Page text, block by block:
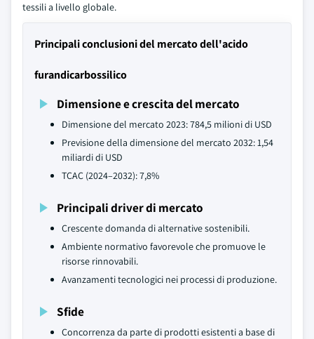
tessili a livello globale.
Principali conclusioni del mercato dell'acido
furandicarbossilico
Dimensione e crescita del mercato
Dimensione del mercato 2023: 784,5 milioni di USD
Previsione della dimensione del mercato 2032: 1,54
miliardi di USD
TCAC (2024–2032): 7,8%
Principali driver di mercato
Crescente domanda di alternative sostenibili.
Ambiente normativo favorevole che promuove le
risorse rinnovabili.
Avanzamenti tecnologici nei processi di produzione.
Sfide
Concorrenza da parte di prodotti esistenti a base di